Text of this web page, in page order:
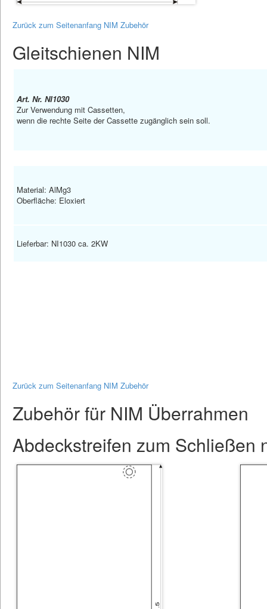
Zurück zum Seitenanfang NIM Zubehör
Gleitschienen NIM
Art. Nr. NI1030
Zur Verwendung mit Cassetten,
wenn die rechte Seite der Cassette zugänglich sein soll.
Material: AlMg3
Oberfläche: Eloxiert
Lieferbar: NI1030 ca. 2KW
Zurück zum Seitenanfang NIM Zubehör
Zubehör für NIM Überrahmen
Abdeckstreifen zum Schließen